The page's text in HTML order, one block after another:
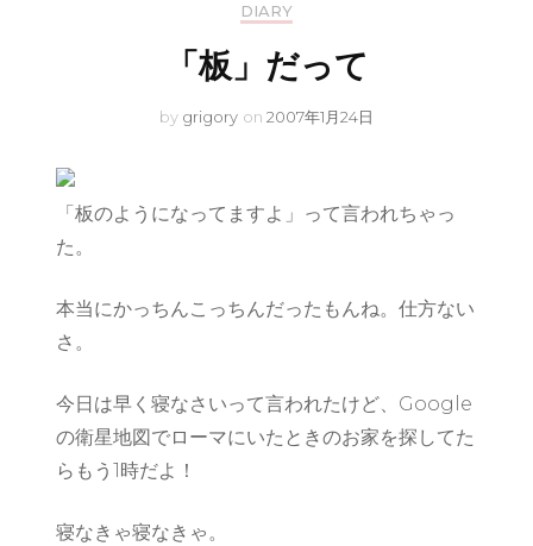
DIARY
「板」だって
by grigory on 2007年1月24日
「板のようになってますよ」って言われちゃっ
た。
本当にかっちんこっちんだったもんね。仕方ない
さ。
今日は早く寝なさいって言われたけど、Google
の衛星地図でローマにいたときのお家を探してた
らもう1時だよ！
寝なきゃ寝なきゃ。